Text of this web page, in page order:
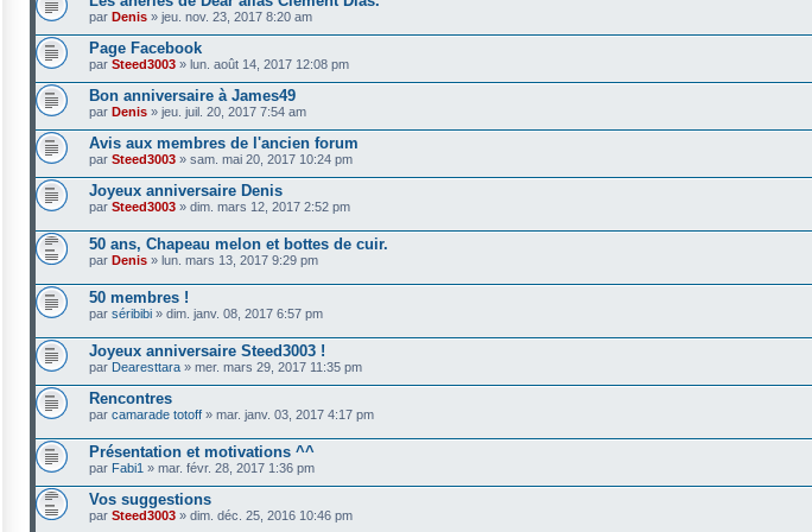
par Denis » jeu. nov. 23, 2017 8:20 am
Page Facebook
par Steed3003 » lun. août 14, 2017 12:08 pm
Bon anniversaire à James49
par Denis » jeu. juil. 20, 2017 7:54 am
Avis aux membres de l'ancien forum
par Steed3003 » sam. mai 20, 2017 10:24 pm
Joyeux anniversaire Denis
par Steed3003 » dim. mars 12, 2017 2:52 pm
50 ans, Chapeau melon et bottes de cuir.
par Denis » lun. mars 13, 2017 9:29 pm
50 membres !
par séribibi » dim. janv. 08, 2017 6:57 pm
Joyeux anniversaire Steed3003 !
par Dearesttara » mer. mars 29, 2017 11:35 pm
Rencontres
par camarade totoff » mar. janv. 03, 2017 4:17 pm
Présentation et motivations ^^
par Fabi1 » mar. févr. 28, 2017 1:36 pm
Vos suggestions
par Steed3003 » dim. déc. 25, 2016 10:46 pm